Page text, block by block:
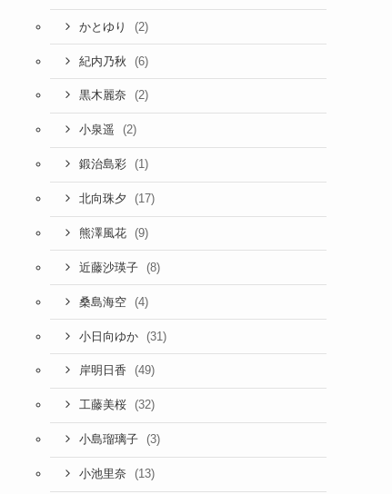
かとゆり (2)
紀内乃秋 (6)
黒木麗奈 (2)
小泉遥 (2)
鍛治島彩 (1)
北向珠夕 (17)
熊澤風花 (9)
近藤沙瑛子 (8)
桑島海空 (4)
小日向ゆか (31)
岸明日香 (49)
工藤美桜 (32)
小島瑠璃子 (3)
小池里奈 (13)